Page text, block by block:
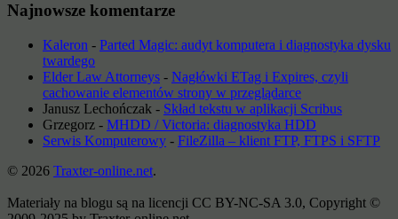
Najnowsze komentarze
Kaleron - Parted Magic: audyt komputera i diagnostyka dysku
twardego
Elder Law Attorneys - Nagłówki ETag i Expires, czyli
cachowanie elementów strony w przeglądarce
Janusz Lechończak - Skład tekstu w aplikacji Scribus
Grzegorz - MHDD / Victoria: diagnostyka HDD
Serwis Komputerowy - FileZilla – klient FTP, FTPS i SFTP
© 2026 Traxter-online.net.
Materiały na blogu są na licencji CC BY-NC-SA 3.0, Copyright ©